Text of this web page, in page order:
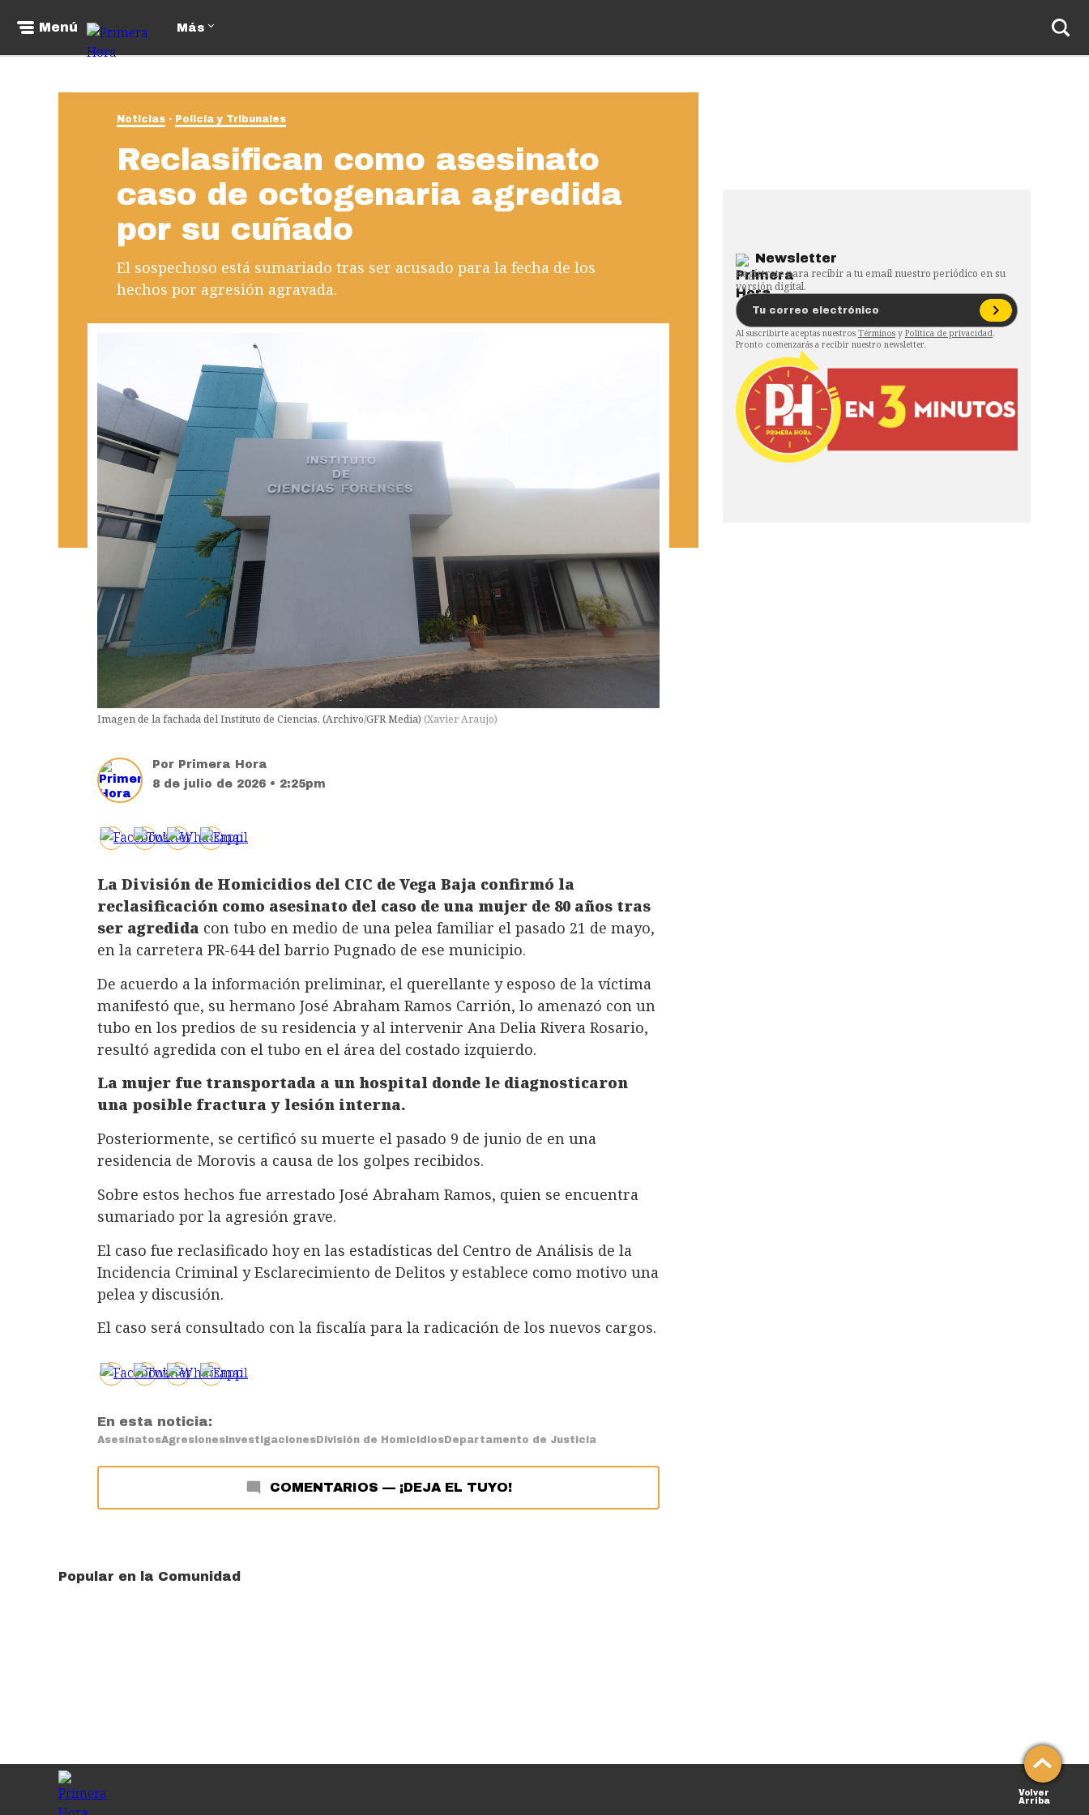
Menú Más
Noticias Policía y Tribunales
Reclasifican como asesinato
caso de octogenaria agredida
por su cuñado
El sospechoso está sumariado tras ser acusado para la fecha de los
hechos por agresión agravada.
Imagen de la fachada del Instituto de Ciencias. (Archivo/GFR Media) (Xavier Araujo)
Por Primera Hora
8 de julio de 2026 • 2:25pm
La División de Homicidios del CIC de Vega Baja confirmó la
reclasificación como asesinato del caso de una mujer de 80 años tras
ser agredida con tubo en medio de una pelea familiar el pasado 21 de mayo,
en la carretera PR-644 del barrio Pugnado de ese municipio.
De acuerdo a la información preliminar, el querellante y esposo de la víctima
manifestó que, su hermano José Abraham Ramos Carrión, lo amenazó con un
tubo en los predios de su residencia y al intervenir Ana Delia Rivera Rosario,
resultó agredida con el tubo en el área del costado izquierdo.
La mujer fue transportada a un hospital donde le diagnosticaron
una posible fractura y lesión interna.
Posteriormente, se certificó su muerte el pasado 9 de junio de en una
residencia de Morovis a causa de los golpes recibidos.
Sobre estos hechos fue arrestado José Abraham Ramos, quien se encuentra
sumariado por la agresión grave.
El caso fue reclasificado hoy en las estadísticas del Centro de Análisis de la
Incidencia Criminal y Esclarecimiento de Delitos y establece como motivo una
pelea y discusión.
El caso será consultado con la fiscalía para la radicación de los nuevos cargos.
En esta noticia:
AsesinatosAgresiones Investigaciones División de Homicidios Departamento de Justicia
COMENTARIOS — ¡DEJA EL TUYO!
Popular en la Comunidad
Newsletter
Regístrate para recibir a tu email nuestro periódico en su
versión digital.
Al suscribirte aceptas nuestros Términos y Política de privacidad.
Pronto comenzarás a recibir nuestro newsletter.
Volver
Arriba